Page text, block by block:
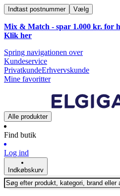
Indtast postnummer Vælg
Mix & Match - spar 1.000 kr. for
Klik her
Spring navigationen over
Kundeservice
PrivatkundeErhvervskunde
Mine favoritter
Alle produkter
Find butik
Log ind
Indkøbskurv